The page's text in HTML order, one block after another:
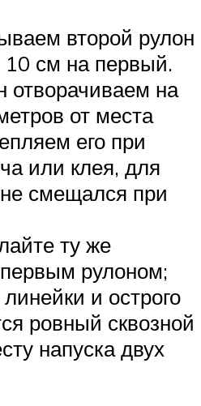
второй рулон
10 см на первый.
отворачиваем на
от места
его при
или клея, для
смещался при
ту же
рулоном;
и острого
ровный сквозной
напуска двух